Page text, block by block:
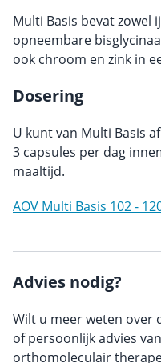
Multi Basis bevat zowel
opneembare
ook chroom en zink in
Dosering
U kunt van Multi Basis
3 capsules per dag
maaltijd.
AOV Multi Basis 102 -
Advies nodig?
Wilt u meer weten over
of persoonlijk advies
orthomoleculair